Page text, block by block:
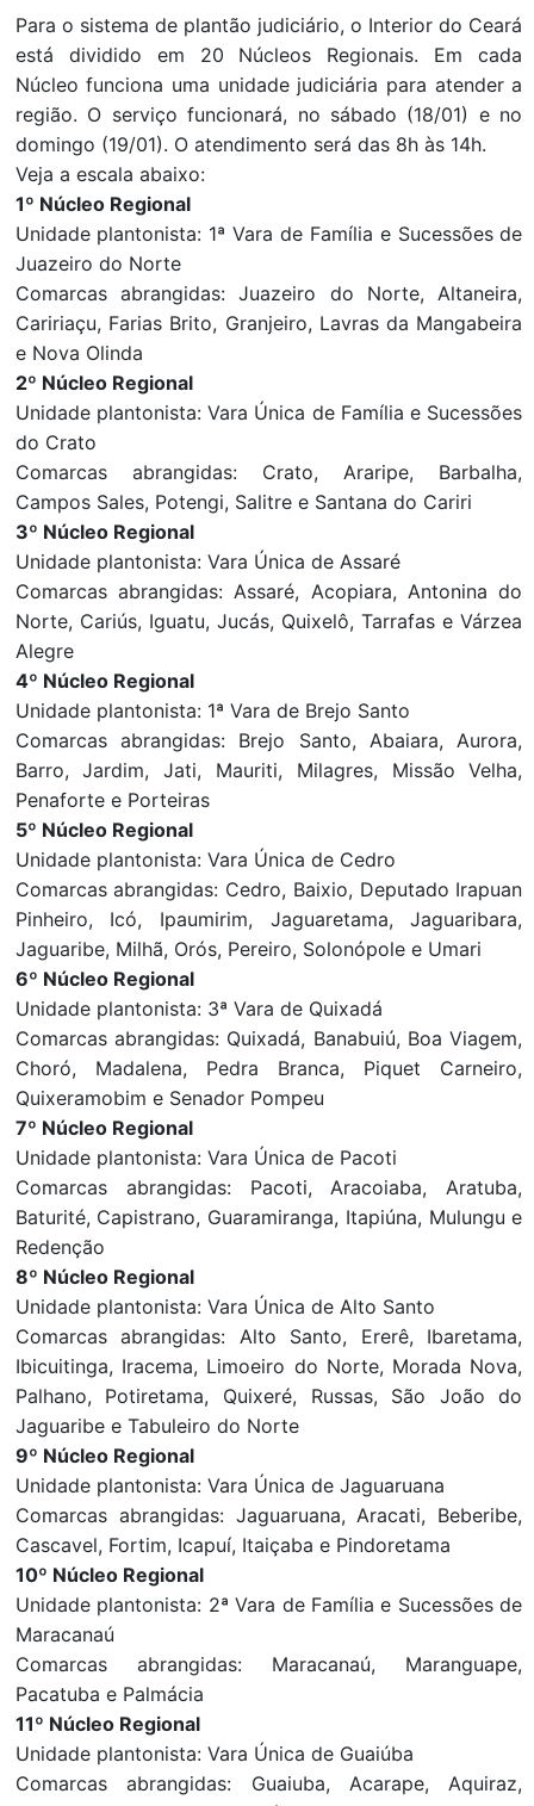
Para o sistema de plantão judiciário, o Interior do Ceará
está dividido em 20 Núcleos Regionais. Em cada
Núcleo funciona uma unidade judiciária para atender a
região. O serviço funcionará, no sábado (18/01) e no
domingo (19/01). O atendimento será das 8h às 14h.
Veja a escala abaixo:
1º Núcleo Regional
Unidade plantonista: 1ª Vara de Família e Sucessões de
Juazeiro do Norte
Comarcas abrangidas: Juazeiro do Norte, Altaneira,
Caririaçu, Farias Brito, Granjeiro, Lavras da Mangabeira
e Nova Olinda
2º Núcleo Regional
Unidade plantonista: Vara Única de Família e Sucessões
do Crato
Comarcas abrangidas: Crato, Araripe, Barbalha,
Campos Sales, Potengi, Salitre e Santana do Cariri
3º Núcleo Regional
Unidade plantonista: Vara Única de Assaré
Comarcas abrangidas: Assaré, Acopiara, Antonina do
Norte, Cariús, Iguatu, Jucás, Quixelô, Tarrafas e Várzea
Alegre
4º Núcleo Regional
Unidade plantonista: 1ª Vara de Brejo Santo
Comarcas abrangidas: Brejo Santo, Abaiara, Aurora,
Barro, Jardim, Jati, Mauriti, Milagres, Missão Velha,
Penaforte e Porteiras
5º Núcleo Regional
Unidade plantonista: Vara Única de Cedro
Comarcas abrangidas: Cedro, Baixio, Deputado Irapuan
Pinheiro, Icó, Ipaumirim, Jaguaretama, Jaguaribara,
Jaguaribe, Milhã, Orós, Pereiro, Solonópole e Umari
6º Núcleo Regional
Unidade plantonista: 3ª Vara de Quixadá
Comarcas abrangidas: Quixadá, Banabuiú, Boa Viagem,
Choró, Madalena, Pedra Branca, Piquet Carneiro,
Quixeramobim e Senador Pompeu
7º Núcleo Regional
Unidade plantonista: Vara Única de Pacoti
Comarcas abrangidas: Pacoti, Aracoiaba, Aratuba,
Baturité, Capistrano, Guaramiranga, Itapiúna, Mulungu e
Redenção
8º Núcleo Regional
Unidade plantonista: Vara Única de Alto Santo
Comarcas abrangidas: Alto Santo, Ererê, Ibaretama,
Ibicuitinga, Iracema, Limoeiro do Norte, Morada Nova,
Palhano, Potiretama, Quixeré, Russas, São João do
Jaguaribe e Tabuleiro do Norte
9º Núcleo Regional
Unidade plantonista: Vara Única de Jaguaruana
Comarcas abrangidas: Jaguaruana, Aracati, Beberibe,
Cascavel, Fortim, Icapuí, Itaiçaba e Pindoretama
10º Núcleo Regional
Unidade plantonista: 2ª Vara de Família e Sucessões de
Maracanaú
Comarcas abrangidas: Maracanaú, Maranguape,
Pacatuba e Palmácia
11º Núcleo Regional
Unidade plantonista: Vara Única de Guaiúba
Comarcas abrangidas: Guaiuba, Acarape, Aquiraz,